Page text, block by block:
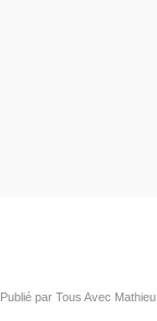
Publié par Tous Avec Mathieu